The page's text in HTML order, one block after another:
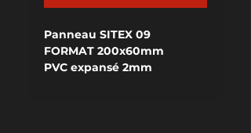
Panneau SITEX 09
FORMAT 200x60mm
PVC expansé 2mm